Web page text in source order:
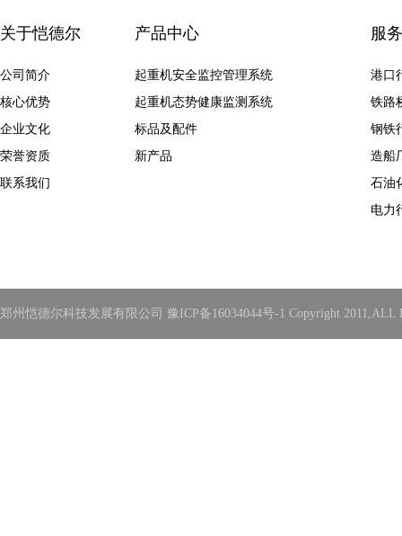
关于恺德尔
公司简介
核心优势
企业文化
荣誉资质
联系我们
产品中心
起重机安全监控管理系统
起重机态势健康监测系统
标品及配件
新产品
服
港口
铁路
钢铁
造船
石油
电力
郑州恺德尔科技发展有限公司 豫ICP备16034044号-1 Copyright 2011,ALL